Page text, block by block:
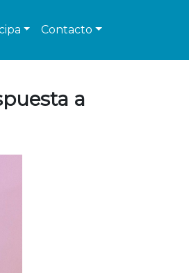
Contacto
a